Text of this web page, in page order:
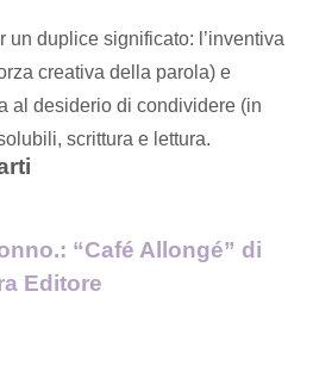
un duplice significato: l’inventiva
creativa della parola) e
al desiderio di condividere (in
scrittura e lettura.
“Café Allongé” di
Editore